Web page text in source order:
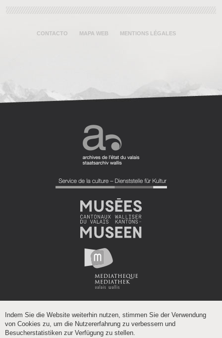
CONTACTO MAPA WEB MENTIONS LÉGALES
Indem Sie die Website weiterhin nutzen, stimmen Sie der Verwendung
von Cookies zu, um die Nutzererfahrung zu verbessern und
Besucherstatistiken zur Verfügung zu stellen.